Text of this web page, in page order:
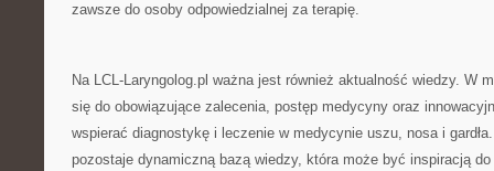
zawsze do osoby odpowiedzialnej za terapię.
Na LCL-Laryngolog.pl ważna jest również aktualność wiedzy. W
się do obowiązujące zalecenia, postęp medycyny oraz
wspierać diagnostykę i leczenie w medycynie uszu, nosa i
pozostaje dynamiczną bazą wiedzy, która może być inspiracją do